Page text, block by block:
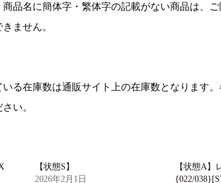
品名に簡体字・繁体字の記載がない商品は、
ません。
る在庫数は通販サイト上の在庫数となります
い。
【状態S】
2026年2月1日
【状態A】
{022/